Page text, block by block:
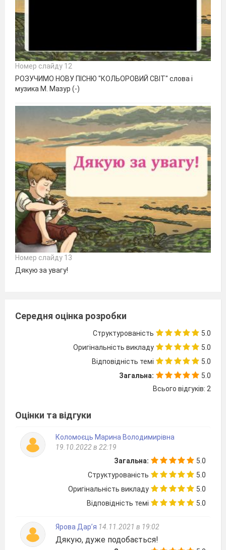
Номер слайду 12
РОЗУЧИМО НОВУ ПІСНЮ "КОЛЬОРОВИЙ СВІТ" слова і
музика М. Мазур (-)
Номер слайду 13
Дякую за увагу!
Середня оцінка розробки
Структурованість
5.0
Оригінальність викладу
5.0
Відповідність темі
5.0
Загальна:
5.0
Всього відгуків: 2
Оцінки та відгуки
Коломоєць Марина Володимирівна
19.10.2022 в 22:19
Загальна:
5.0
Структурованість
5.0
Оригінальність викладу
5.0
Відповідність темі
5.0
Ярова Дар’я 14.11.2021 в 19:02
Дякую, дуже подобається!